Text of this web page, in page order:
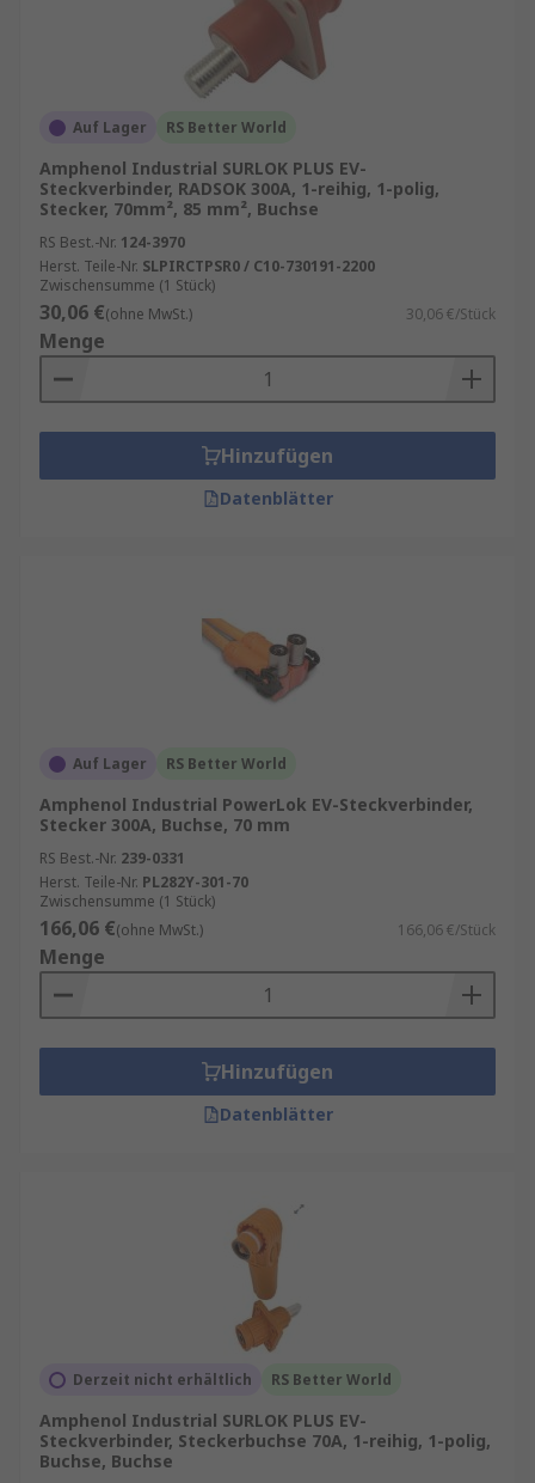
Auf Lager RS Better World
Amphenol Industrial SURLOK PLUS EV-
Steckverbinder, RADSOK 300A, 1-reihig, 1-polig,
Stecker, 70mm², 85 mm², Buchse
RS Best.-Nr. 124-3970
Herst. Teile-Nr. SLPIRCTPSR0 / C10-730191-2200
Zwischensumme (1 Stück)
30,06 €(ohne MwSt.) 30,06 €/Stück
Menge
Hinzufügen
Datenblätter
Auf Lager RS Better World
Amphenol Industrial PowerLok EV-Steckverbinder,
Stecker 300A, Buchse, 70 mm
RS Best.-Nr. 239-0331
Herst. Teile-Nr. PL282Y-301-70
Zwischensumme (1 Stück)
166,06 €(ohne MwSt.) 166,06 €/Stück
Menge
Hinzufügen
Datenblätter
Derzeit nicht erhältlich RS Better World
Amphenol Industrial SURLOK PLUS EV-
Steckverbinder, Steckerbuchse 70A, 1-reihig, 1-polig,
Buchse, Buchse